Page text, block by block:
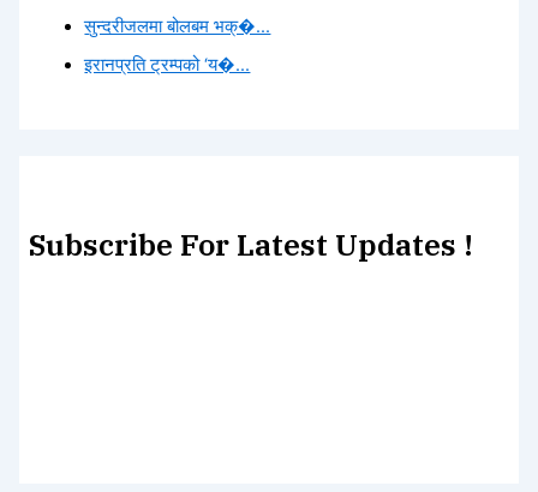
सुन्दरीजलमा बोलबम भक्�...
इरानप्रति ट्रम्पको ‘य�...
Subscribe For Latest Updates !